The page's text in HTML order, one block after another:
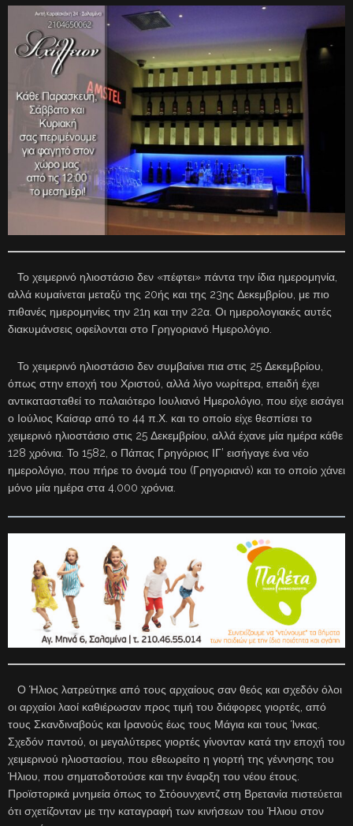
Το χειμερινό ηλιοστάσιο δεν «πέφτει» πάντα την ίδια ημερομηνία,
αλλά κυμαίνεται μεταξύ της 20ής και της 23ης Δεκεμβρίου, με πιο
πιθανές ημερομηνίες την 21η και την 22α. Οι ημερολογιακές αυτές
διακυμάνσεις οφείλονται στο Γρηγοριανό Ημερολόγιο.
Το χειμερινό ηλιοστάσιο δεν συμβαίνει πια στις 25 Δεκεμβρίου,
όπως στην εποχή του Χριστού, αλλά λίγο νωρίτερα, επειδή έχει
αντικατασταθεί το παλαιότερο Ιουλιανό Ημερολόγιο, που είχε εισάγει
ο Ιούλιος Καίσαρ από το 44 π.Χ. και το οποίο είχε θεσπίσει το
χειμερινό ηλιοστάσιο στις 25 Δεκεμβρίου, αλλά έχανε μία ημέρα κάθε
128 χρόνια. Το 1582, ο Πάπας Γρηγόριος ΙΓ’ εισήγαγε ένα νέο
ημερολόγιο, που πήρε το όνομά του (Γρηγοριανό) και το οποίο χάνει
μόνο μία ημέρα στα 4.000 χρόνια.
Ο Ήλιος λατρεύτηκε από τους αρχαίους σαν θεός και σχεδόν όλοι
οι αρχαίοι λαοί καθιέρωσαν προς τιμή του διάφορες γιορτές, από
τους Σκανδιναβούς και Ιρανούς έως τους Μάγια και τους Ίνκας.
Σχεδόν παντού, οι μεγαλύτερες γιορτές γίνονταν κατά την εποχή του
χειμερινού ηλιοστασίου, που εθεωρείτο η γιορτή της γέννησης του
Ήλιου, που σηματοδοτούσε και την έναρξη του νέου έτους.
Προϊστορικά μνημεία όπως το Στόουνχεντζ στη Βρετανία πιστεύεται
ότι σχετίζονταν με την καταγραφή των κινήσεων του Ήλιου στον